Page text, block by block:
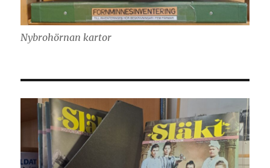
Nybrohörnan kartor